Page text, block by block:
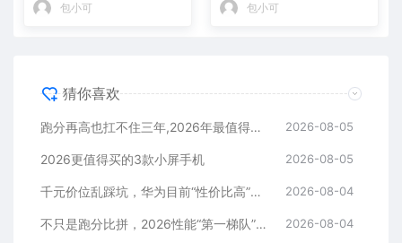
包小可 包小可
猜你喜欢
跑分再高也扛不住三年,2026年最值得长期用的5款手机 2026-08-05
2026更值得买的3款小屏手机 2026-08-05
千元价位乱踩坑，华为目前“性价比高”的3款手机 2026-08-04
不只是跑分比拼，2026性能“第一梯队”的旗舰手机 2026-08-04